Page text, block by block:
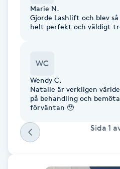
Hudföryngring
Hudvård
Hyaluronsyra
Hyperhidros
Hypnos
Marie N.
Gjorde Lashlift och blev
helt perfekt och väldigt
WC
Wendy C.
Natalie är verkligen
på behandling och
förväntan 🥹
Sida 1